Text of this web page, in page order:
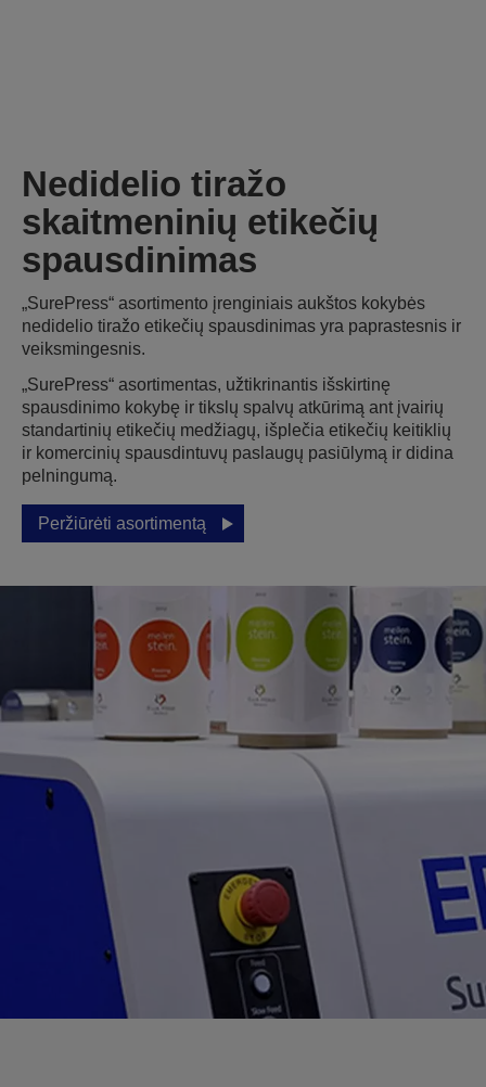
Nedidelio tiražo
skaitmeninių etikečių
spausdinimas
„SurePress“ asortimento įrenginiais aukštos kokybės
nedidelio tiražo etikečių spausdinimas yra paprastesnis ir
veiksmingesnis.
„SurePress“ asortimentas, užtikrinantis išskirtinę
spausdinimo kokybę ir tikslų spalvų atkūrimą ant įvairių
standartinių etikečių medžiagų, išplečia etikečių keitiklių
ir komercinių spausdintuvų paslaugų pasiūlymą ir didina
pelningumą.
Peržiūrėti asortimentą